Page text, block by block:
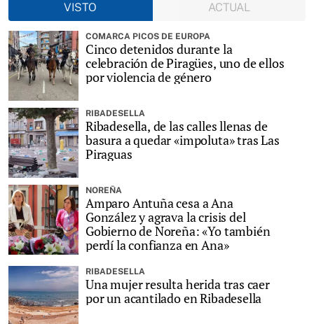
VISTO
ACTUAL
COMARCA PICOS DE EUROPA
Cinco detenidos durante la
celebración de Piragües, uno de ellos
por violencia de género
RIBADESELLA
Ribadesella, de las calles llenas de
basura a quedar «impoluta» tras Las
Piraguas
NOREÑA
Amparo Antuña cesa a Ana
González y agrava la crisis del
Gobierno de Noreña: «Yo también
perdí la confianza en Ana»
RIBADESELLA
Una mujer resulta herida tras caer
por un acantilado en Ribadesella